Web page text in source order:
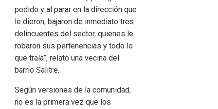
pedido y al parar en la dirección que
le dieron, bajaron de inmediato tres
delincuentes del sector, quienes le
robaron sus pertenencias y todo lo
que traía”, relató una vecina del
barrio Salitre.
Según versiones de la comunidad,
no es la primera vez que los